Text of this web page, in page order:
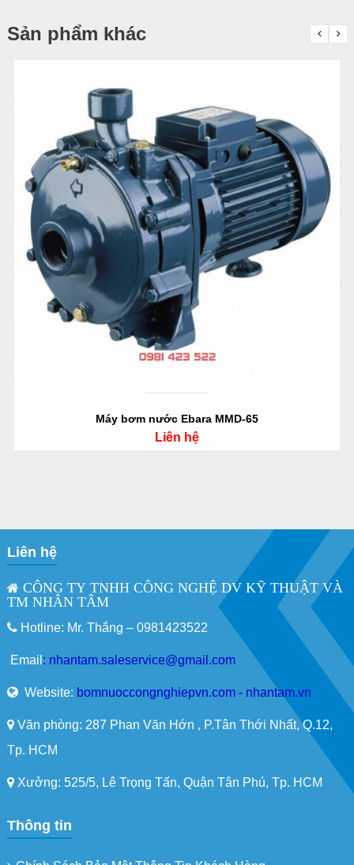
Sản phẩm khác
Máy bơm nước Ebara MMD-65
Liên hệ
Liên hệ
CÔNG TY TNHH CÔNG NGHỆ DV KỸ THUẬT VÀ
TM NHÂN TÂM
Hotline: Mr. Thắng – 0981423522
Email : nhantam.saleservice@gmail.com
Website: bomnuoccongnghiepvn.com - nhantam.vn
Văn phòng: 287 Phan Văn Hớn , P.Tân Thới Nhất, Q.12,
Tp. HCM
Xưởng: 525/5, Lê Trọng Tấn, Quận Tân Phú, Tp. HCM
Thông tin